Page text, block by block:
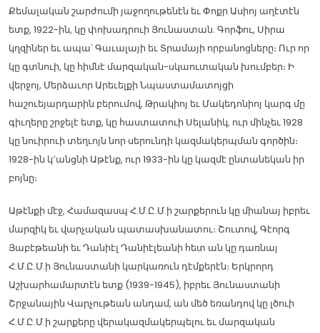
Քեմալական շարժումի յաջողութենէն եւ Փոքր Ասիոյ աղէտէն
ետք, 1922-ին, կը փոխադրուի Յունաստան. Գորֆու, Սիրա
կղզիներ եւ ապա՝ Գաւալայի եւ Տրամայի որբանոցները։ Ուր որ
կը գտնուի, կը հիմնէ մարզական-սկաուտական խումբեր։ Ի
վերջոյ, Մերձաւոր Արեւելքի Նպաստամատոյցի
հաշուեյարդարին բերումով, Թրակիոյ եւ Մակեդոնիոյ կարգ մը
գիւղերը շրջելէ ետք, կը հաստատուի Սելանիկ, ուր մինչեւ 1928
կը նուիրուի տեղւոյն նոր սերունդի կազմակերպման գործին։
1928-ին կ՚անցնի Աթէնք, ուր 1933-ին կը կազմէ ընտանեկան իր
բոյնը։
Աթէնքի մէջ, Համազասպ Հ.Մ.Ը.Մ.ի շարքերուն կը միանայ իբրեւ
մարզիկ եւ վարչական պատասխանատու։ Շուտով, Գէորգ
Յաբէթեանի եւ Դանիէլ Դանիէլեանի հետ ան կը դառնայ
Հ.Մ.Ը.Մ.ի Յունաստանի կարկառուն դէմքերէն։ Երկրորդ
Աշխարհամարտէն ետք (1939-1945), իբրեւ Յունաստանի
Շրջանային Վարչութեան անդամ, ան մեծ եռանդով կը լծուի
Հ.Մ.Ը.Մ.ի շարքերը վերակազմակերպելու եւ մարզական